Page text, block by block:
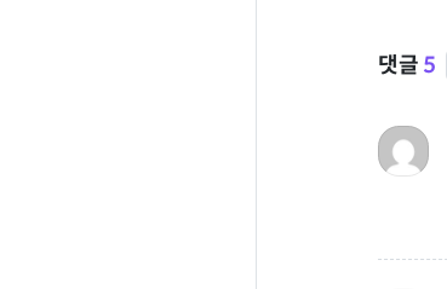
댓글 5